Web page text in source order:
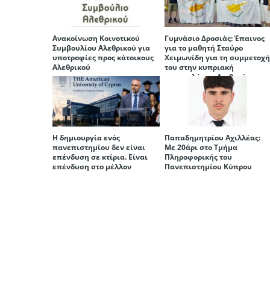
Ανακοίνωση Κοινοτικού
Συμβουλίου Αλεθρικού για
υποτροφίες προς κάτοικους
Αλεθρικού
Γυμνάσιο Δροσιάς: Έπαινος
για το μαθητή Σταύρο
Χειμωνίδη για τη συμμετοχή
του στην κυπριακή
αποστολή του Διεθνούς
Μαθηματικού Διαγωνισμού
Η δημιουργία ενός
πανεπιστημίου δεν είναι
επένδυση σε κτίρια. Είναι
επένδυση στο μέλλον
Παπαδημητρίου Αχιλλέας:
Με 20άρι στο Τμήμα
Πληροφορικής του
Πανεπιστημίου Κύπρου